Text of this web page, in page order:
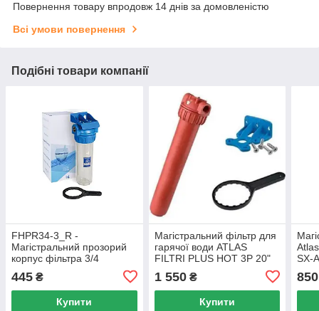
Повернення товару впродовж 14 днів за домовленістю
Всі умови повернення
Подібні товари компанії
FHPR34-3_R -
Магістральний прозорий
корпус фільтра 3/4
445 ₴
Купити
Магістральний фільтр для
гарячої води ATLAS
FILTRI PLUS HOT 3P 20"
1 550₴
Купити
SX-
850